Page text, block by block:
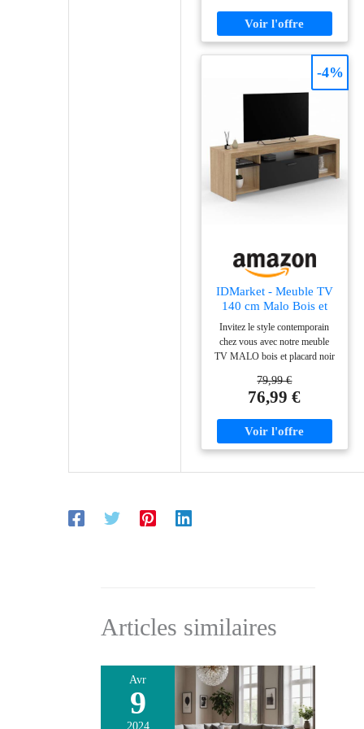
effet loft ultra tendance en PB
mélaminé épaisseur 1,5 cm - 3
Stabilité et solidité garanties
massif et son côté robuste !
Dimensions : Longueur 140 x
largeur 40 x Hauteur 50 cm
IDMarket - Meuble TV
140 cm Malo Bois et
Placard Noir
Invitez le style contemporain
chez vous avec notre meuble
TV MALO bois et placard noir
plateau de 140 cm parfait pour
un écran plat 55 pouces !
rangement : 1 placard et 5
compartiments La structure en
intégrés lui apportent solidité et
79,99 €
76,99 €
-4%
Articles similaires
Avr
9
2024